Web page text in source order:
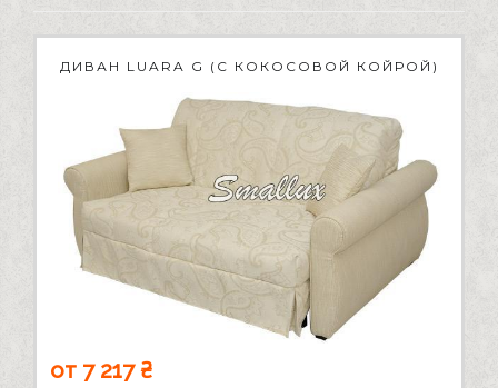
ДИВАН LUARA G (С КОКОСОВОЙ КОЙРОЙ)
от 7 217 ₴